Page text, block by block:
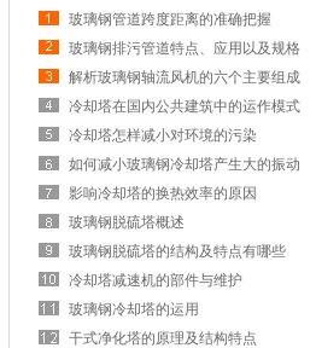
玻璃钢管道跨度距离的准确把握
玻璃钢排污管道特点、应用以及规格
解析玻璃钢轴流风机的六个主要组成
部分
冷却塔在国内公共建筑中的运作模式
冷却塔怎样减小对环境的污染
如何减小玻璃钢冷却塔产生大的振动
声响
影响冷却塔的换热效率的原因
玻璃钢脱硫塔概述
玻璃钢脱硫塔的结构及特点有哪些
冷却塔减速机的部件与维护
玻璃钢冷却塔的运用
干式净化塔的原理及结构特点